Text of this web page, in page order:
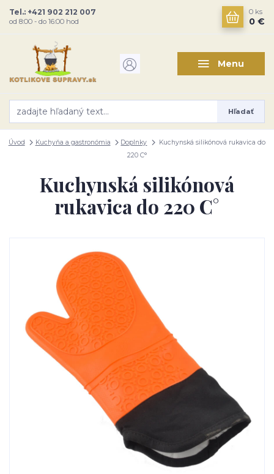
Menu
Hľadať
Tel.: +421 902 212 007
od 8:00 - do 16:00 hod
0 ks
0 €
Úvod Kuchyňa a gastronómia Doplnky
Kuchynská silikónová rukavica do
220 C°
Kuchynská silikónová
rukavica do 220 C°